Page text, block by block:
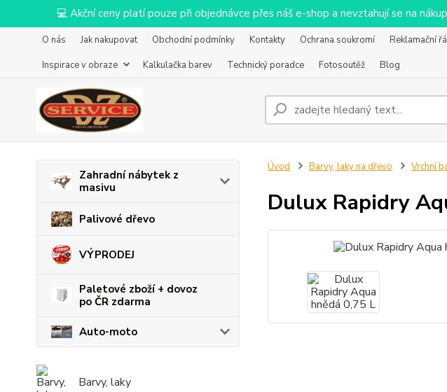
💻 Akční ceny platí pouze při objednávce přes náš e-shop a nevztahují se na
O nás Jak nakupovat Obchodní podmínky Kontakty Ochrana soukromí Reklamační
Inspirace v obraze
Kalkulačka barev Technický poradce Fotosoutěž Blog
Zahradní nábytek z
masivu
Palivové dřevo
VÝPRODEJ
Paletové zboží + dovoz
po ČR zdarma
Auto-moto
Barvy, laky
Úvod Barvy, laky na dřevo Vrchní
Dulux Rapidry